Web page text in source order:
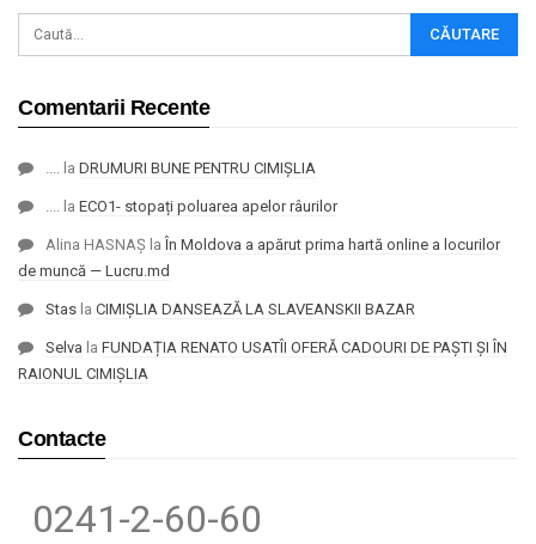
Comentarii Recente
.... la DRUMURI BUNE PENTRU CIMIȘLIA
.... la ECO1- stopați poluarea apelor râurilor
Alina HASNAȘ la În Moldova a apărut prima hartă online a locurilor
de muncă — Lucru.md
Stas la CIMIȘLIA DANSEAZĂ LA SLAVEANSKII BAZAR
Selva la FUNDAȚIA RENATO USATÎI OFERĂ CADOURI DE PAȘTI ȘI ÎN
RAIONUL CIMIȘLIA
Contacte
0241-2-60-60